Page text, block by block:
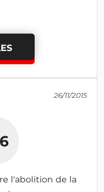
26/11/2015
l'abolition de la